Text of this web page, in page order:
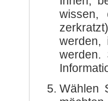
wissen,
werden,
werden.
Wählen